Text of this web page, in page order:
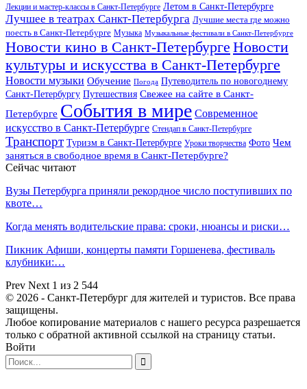
Лекции и мастер-классы в Санкт-Петербурге Летом в Санкт-Петербурге
Лучшее в театрах Санкт-Петербурга Лучшие места где можно
поесть в Санкт-Петербурге Музыка Музыкальные фестивали в Санкт-Петербурге
Новости кино в Санкт-Петербурге Новости
культуры и искусства в Санкт-Петербурге
Новости музыки Обучение Погода Путеводитель по новогоднему
Санкт-Петербургу Путешествия Свежее на сайте в Санкт-
Петербурге События в мире Современное
искусство в Санкт-Петербурге Стендап в Санкт-Петербурге
Транспорт Туризм в Санкт-Петербурге Уроки творчества Фото Чем
заняться в свободное время в Санкт-Петербурге?
Сейчас читают
Вузы Петербурга приняли рекордное число поступивших по
квоте…
Когда менять водительские права: сроки, нюансы и риски…
Пикник Афиши, концерты памяти Горшенева, фестиваль
клубники:…
Prev Next 1 из 2 544
© 2026 - Санкт-Петербург для жителей и туристов. Все права
защищены.
Любое копирование материалов с нашего ресурса разрешается
только с обратной активной ссылкой на страницу статьи.
Войти